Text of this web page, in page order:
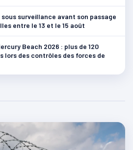
surveillance avant son passage
entre le 13 et le 15 août
Beach 2026 : plus de 120
lors des contrôles des forces de